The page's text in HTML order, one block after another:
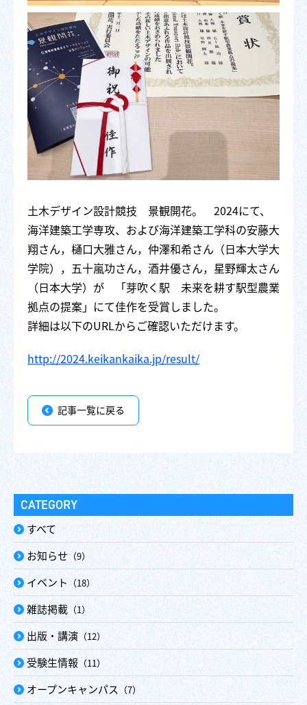
土木デザイン設計競技 景観開花。 2024にて、
海洋建築工学専攻、および海洋建築工学科の安藤大
翔さん，樋口大雅さん，仲澤和希さん（日本大学大
学院），五十嵐功さん，酒井優さん，星野輝太さん
（日本大学）が 「芽吹く駅 未来を耕す駅型農業
拠点の提案」にて佳作を受賞しました。
詳細は以下のURLからご確認いただけます。
http://2024.keikankaika.jp/result/
記事一覧に戻る
CATEGORY
すべて
お知らせ （9）
イベント （18）
雑誌掲載 （1）
出版・講演 （12）
受験生情報 （11）
オープンキャンパス （7）